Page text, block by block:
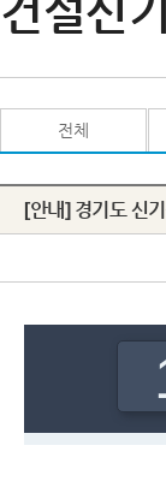
건설신
전체
[안내] 경기도 신